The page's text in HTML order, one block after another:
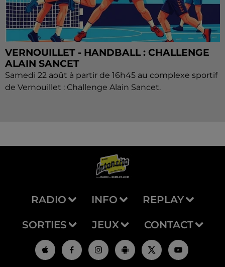
VERNOUILLET - HANDBALL : CHALLENGE
ALAIN SANCET
Samedi 22 août à partir de 16h45 au complexe sportif
de Vernouillet : Challenge Alain Sancet.
RADIO INFO REPLAY
SORTIES JEUX CONTACT